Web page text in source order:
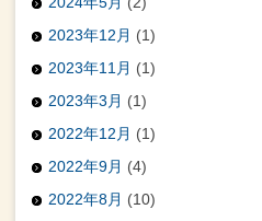
2023年12月 (1)
2023年11月 (1)
2023年3月 (1)
2022年12月 (1)
2022年9月 (4)
2022年8月 (10)